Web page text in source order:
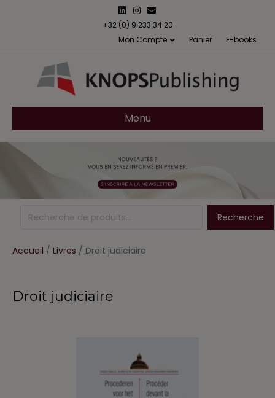
LinkedinInstagram
Email
+32 (0) 9 233 34 20
Mon Compte
Panier E-books
Menu
Recherche
pour :
Recherche
Accueil / Livres / Droit judiciaire
Droit judiciaire